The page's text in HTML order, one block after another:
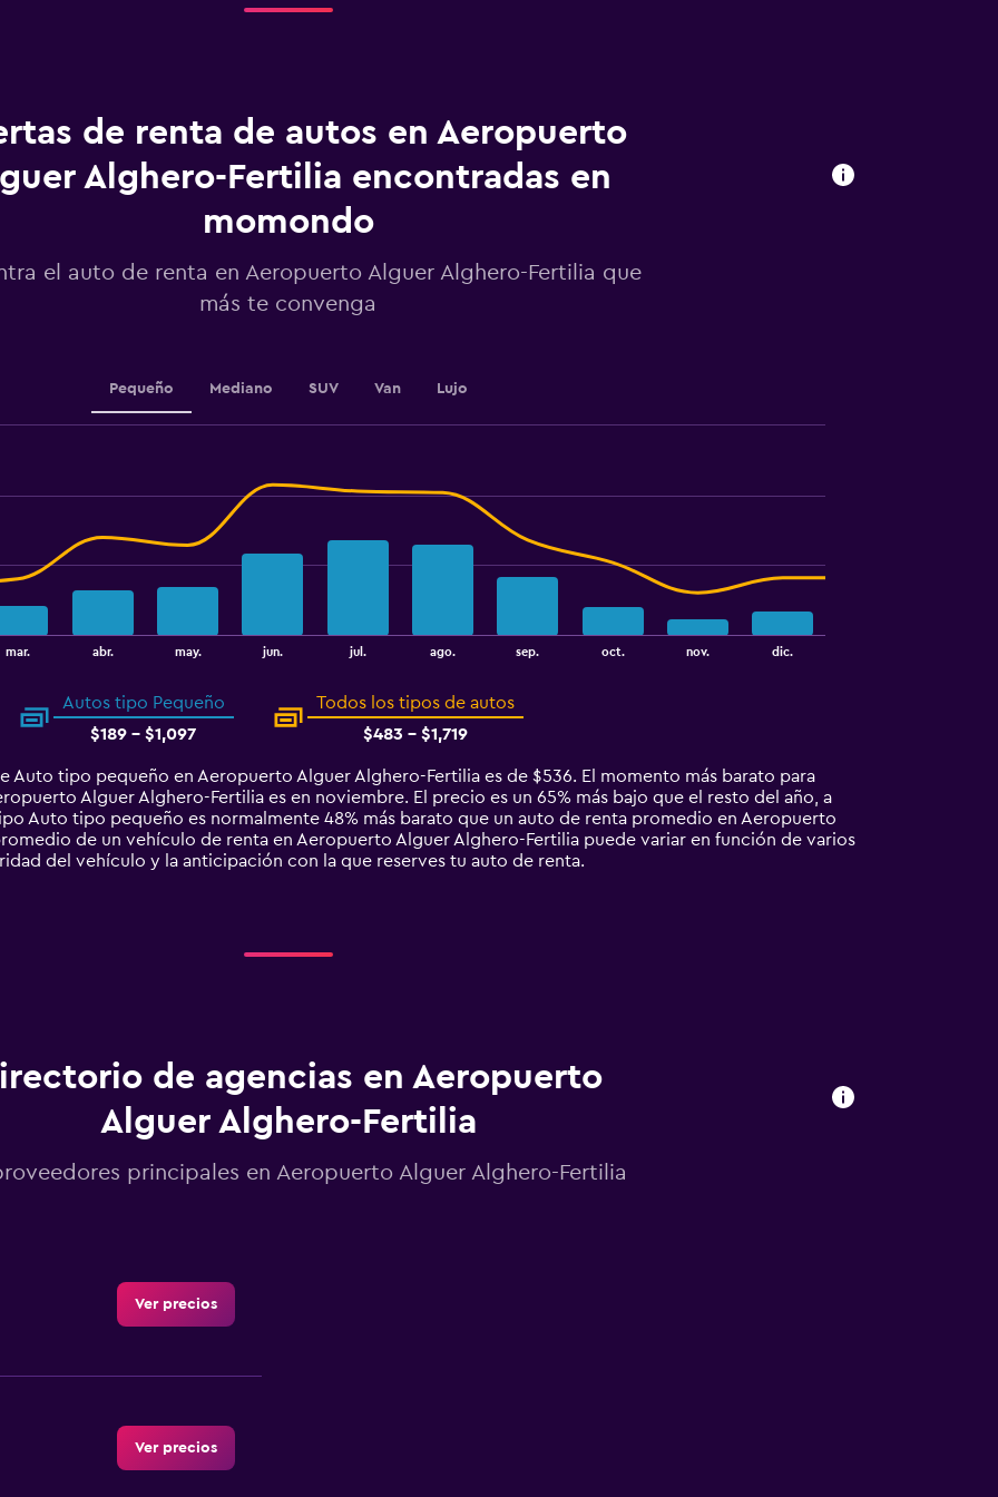
categories.
The
has
displaying
de renta de autos en Aeropuerto
Alghero-Fertilia encontradas en
momondo
el auto de renta en Aeropuerto Alguer Alghero-Fertilia que
más te convenga
Pequeño Mediano SUV Van Lujo
mar. abr. may. jun. jul. ago. sep. oct. nov. dic.
Autos tipo Pequeño
$189 - $1,097
Todos los tipos de autos
$483 - $1,719
Auto tipo pequeño en Aeropuerto Alguer Alghero-Fertilia es de $536. El momento más barato para
Alguer Alghero-Fertilia es en noviembre. El precio es un 65% más bajo que el resto del año, a
Auto tipo pequeño es normalmente 48% más barato que un auto de renta promedio en Aeropuerto
de un vehículo de renta en Aeropuerto Alguer Alghero-Fertilia puede variar en función de varios
del vehículo y la anticipación con la que reserves tu auto de renta.
de agencias en Aeropuerto
Alguer Alghero-Fertilia
principales en Aeropuerto Alguer Alghero-Fertilia
Ver precios
Ver precios